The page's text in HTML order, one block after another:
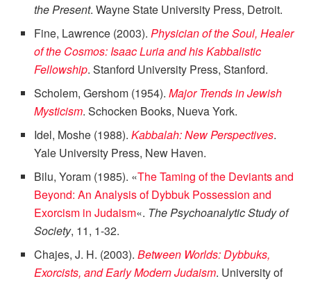
the Present. Wayne State University Press, Detroit.
Fine, Lawrence (2003). Physician of the Soul, Healer
of the Cosmos: Isaac Luria and his Kabbalistic
Fellowship. Stanford University Press, Stanford.
Scholem, Gershom (1954).Major Trends in Jewish
Mysticism. Schocken Books, Nueva York.
Idel, Moshe (1988).Kabbalah: New Perspectives.
Yale University Press, New Haven.
Bilu, Yoram (1985). «The Taming of the Deviants and
Beyond: An Analysis of Dybbuk Possession and
Exorcism in Judaism«. The Psychoanalytic Study of
Society, 11, 1-32.
Chajes, J. H. (2003).Between Worlds: Dybbuks,
Exorcists, and Early Modern Judaism. University of